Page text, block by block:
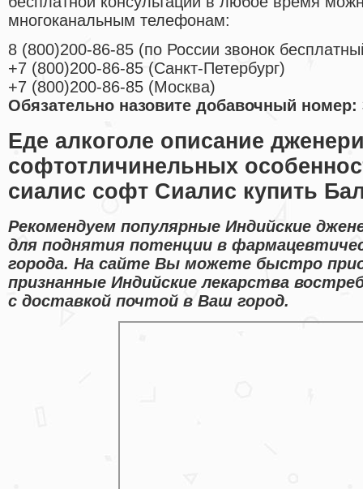
многоканальным телефонам:
8 (800)200-86-85 (по России звонок
+7 (800)200-86-85 (Санкт-Петербург)
+7 (800)200-86-85 (Москва)
Обязательно назовите добавочный номер:
Еде алкоголе описание
софтотличинельных
сиалис софт Сиалис купить
Рекомендуем популярные Индийские
для поднятия потенции в
города. На сайте Вы можете быстро
признанные Индийские лекарства
с доставкой почтой в Ваш город.